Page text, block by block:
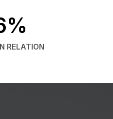
RELATION